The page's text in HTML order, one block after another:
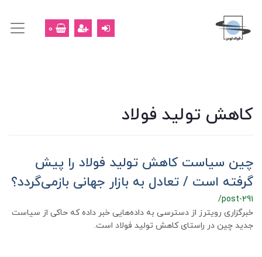
0
کاهش تولید فولاد
چین سیاست کاهش تولید فولاد را پیش
گرفته است ‌/ تعادل به بازار جهانی بازمی‌گردد؟
/post-291
خبرگزاری رویترز از دسترسی به داده‌هایی خبر داده که حاکی از سیاست
جدید چین در راستای کاهش تولید فولاد است.